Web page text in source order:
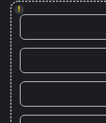
!